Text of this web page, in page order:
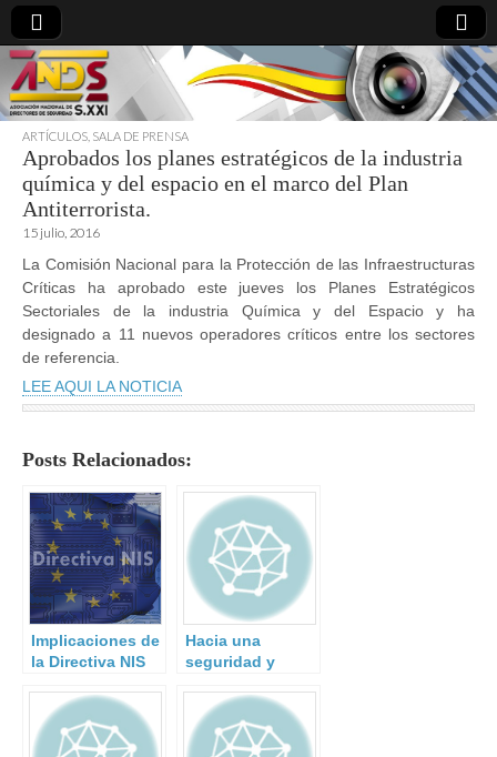
directoresdeseguridad.es
ARTÍCULOS SALA DE PRENSA
Aprobados los planes estratégicos de la industria
química y del espacio en el marco del Plan
Antiterrorista.
15 julio, 2016
La Comisión Nacional para la Protección de las Infraestructuras
Críticas ha aprobado este jueves los Planes Estratégicos
Sectoriales de la industria Química y del Espacio y ha
designado a 11 nuevos operadores críticos entre los sectores
de referencia.
LEE AQUI LA NOTICIA
Posts Relacionados:
Implicaciones de
la Directiva NIS
Miembros
Hacia una
seguridad y
posmodernas:
elementos de
reflexión sobre